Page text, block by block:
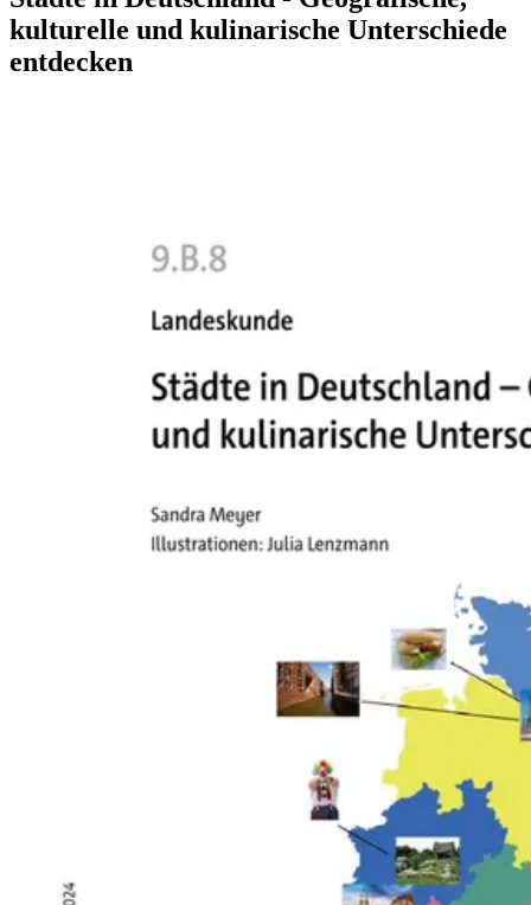
kulturelle und kulinarische Unterschiede
entdecken